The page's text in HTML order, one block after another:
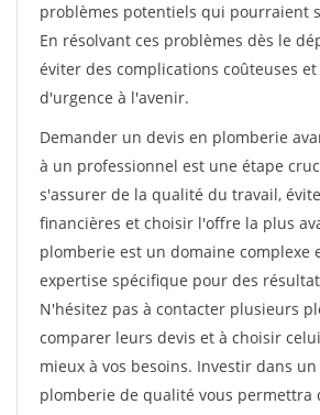
problèmes potentiels qui pourraient
En résolvant ces problèmes dès le
éviter des complications coûteuses
d'urgence à l'avenir.
Demander un devis en plomberie
à un professionnel est une étape
s'assurer de la qualité du travail,
financières et choisir l'offre la plus
plomberie est un domaine complexe
expertise spécifique pour des
N'hésitez pas à contacter plusieurs
comparer leurs devis et à choisir
mieux à vos besoins. Investir dans
plomberie de qualité vous permettra